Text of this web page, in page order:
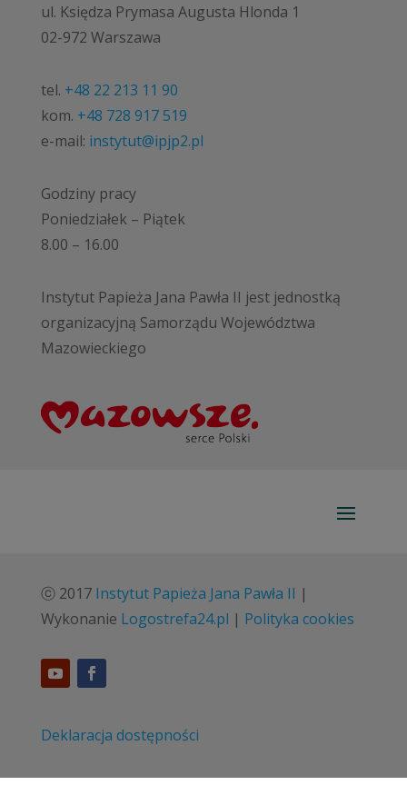
ul. Księdza Prymasa Augusta Hlonda 1
02-972 Warszawa
tel. +48 22 213 11 90
kom. +48 728 917 519
e-mail: instytut@ipjp2.pl
Godziny pracy
Poniedziałek – Piątek
8.00 – 16.00
Instytut Papieża Jana Pawła II jest jednostką
organizacyjną Samorządu Województwa
Mazowieckiego
ⓒ 2017 Instytut Papieża Jana Pawła II |
Wykonanie Logostrefa24.pl | Polityka cookies
Deklaracja dostępności